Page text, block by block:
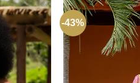
-43%